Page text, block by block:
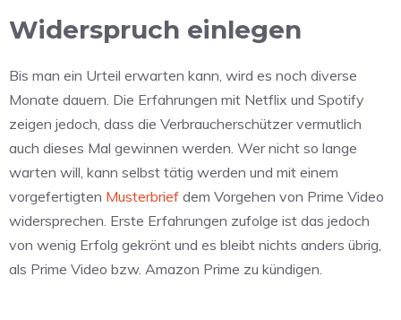
Widerspruch einlegen
Bis man ein Urteil erwarten kann, wird es noch diverse
Monate dauern. Die Erfahrungen mit Netflix und Spotify
zeigen jedoch, dass die Verbraucherschützer vermutlich
auch dieses Mal gewinnen werden. Wer nicht so lange
warten will, kann selbst tätig werden und mit einem
vorgefertigten Musterbrief dem Vorgehen von Prime Video
widersprechen. Erste Erfahrungen zufolge ist das jedoch
von wenig Erfolg gekrönt und es bleibt nichts anders übrig,
als Prime Video bzw. Amazon Prime zu kündigen.